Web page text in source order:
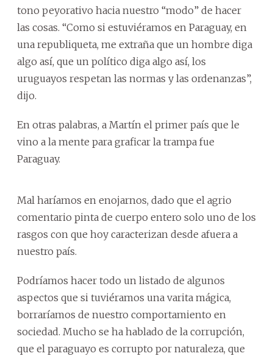
tono peyorativo hacia nuestro “modo” de hacer
las cosas. “Como si estuviéramos en Paraguay, en
una republiqueta, me extraña que un hombre diga
algo así, que un político diga algo así, los
uruguayos respetan las normas y las ordenanzas”,
dijo.
En otras palabras, a Martín el primer país que le
vino a la mente para graficar la trampa fue
Paraguay.
Mal haríamos en enojarnos, dado que el agrio
comentario pinta de cuerpo entero solo uno de los
rasgos con que hoy caracterizan desde afuera a
nuestro país.
Podríamos hacer todo un listado de algunos
aspectos que si tuviéramos una varita mágica,
borraríamos de nuestro comportamiento en
sociedad. Mucho se ha hablado de la corrupción,
que el paraguayo es corrupto por naturaleza, que